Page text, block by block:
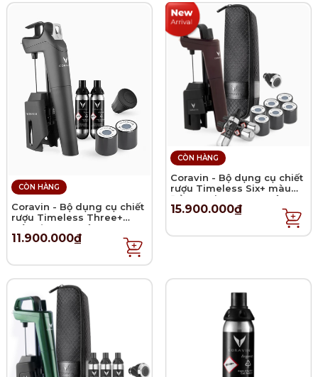
CÒN HÀNG
Coravin - Bộ dụng cụ chiết
rượu Timeless Three+
màu đen - 8 món
11.900.000₫
CÒN HÀNG
Coravin - Bộ dụng cụ chiết
rượu Timeless Six+ màu
Đỏ Hermitage - 14 món
15.900.000₫